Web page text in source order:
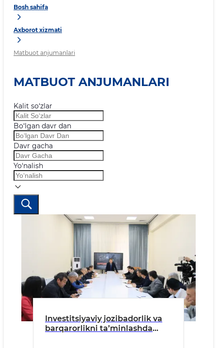
Bosh sahifa
Axborot xizmati
Matbuot anjumanlari
MATBUOT ANJUMANLARI
Kalit so‘zlar
Bo‘lgan davr dan
Davr gacha
Yo‘nalish
Investitsiyaviy jozibadorlik va
barqarorlikni ta’minlashda